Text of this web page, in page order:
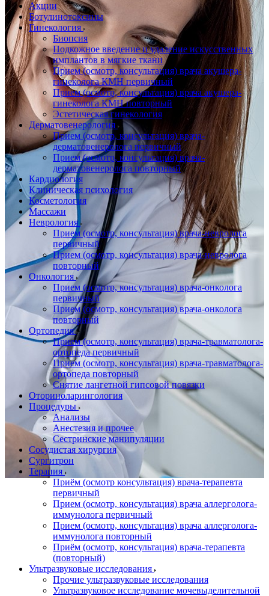
Акции
Ботулинотоксины
Гинекология
Биопсия
Подкожное введение и удаление искусственных
имплантов в мягкие ткани
Прием (осмотр, консультация) врача акушера-
гинеколога КМН первичный
Прием (осмотр, консультация) врача акушера-
гинеколога КМН повторный
Эстетическая гинекология
Дерматовенерология
Прием (осмотр, консультация) врача-
дерматовенеролога первичный
Прием (осмотр, консультация) врача-
дерматовенеролога повторный
Кардиология
Клиническая психология
Косметология
Массажи
Неврология
Прием (осмотр, консультация) врача-невролога
первичный
Прием (осмотр, консультация) врача-невролога
повторный
Онкология
Прием (осмотр, консультация) врача-онколога
первичный
Прием (осмотр, консультация) врача-онколога
повторный
Ортопедия
Прием (осмотр, консультация) врача-травматолога-
ортопеда первичный
Прием (осмотр, консультация) врача-травматолога-
ортопеда повторный
Снятие лангетной гипсовой повязки
Оториноларингология
Процедуры
Анализы
Анестезия и прочее
Сестринские манипуляции
Сосудистая хирургия
Сургитрон
Терапия
Приём (осмотр консультация) врача-терапевта
первичный
Прием (осмотр, консультация) врача аллерголога-
иммунолога первичный
Прием (осмотр, консультация) врача аллерголога-
иммунолога повторный
Приём (осмотр, консультация) врача-терапевта
(повторный)
Ультразвуковые исследования
Прочие ультразвуковые исследования
Ультразвуковое исследование мочевыделительной